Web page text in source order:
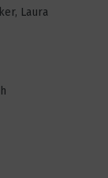
Laura